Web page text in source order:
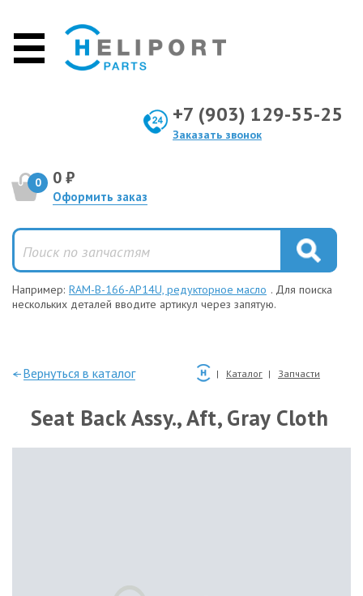
+7 (903) 129-55-25
Заказать звонок
0 0 ₽
Оформить заказ
Например: RAM-B-166-AP14U, редукторное масло . Для поиска
нескольких деталей вводите артикул через запятую.
—Вернуться в каталог Каталог Запчасти
Seat Back Assy., Aft, Gray Cloth